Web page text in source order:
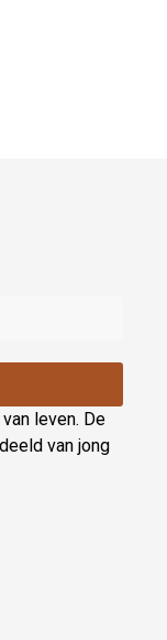
leven. De
van jong